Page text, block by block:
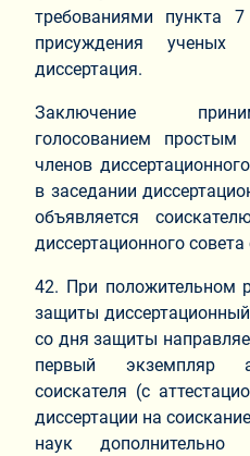
требованиями пункта
присуждения ученых
диссертация.
Заключение
голосованием простым
членов
в заседании
объявляется
диссертационного
42. При положительном
защиты
со дня защиты
первый экземпляр
соискателя (с
диссертации на
наук дополнительно